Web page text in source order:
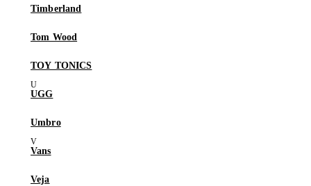
Timberland
Tom Wood
TOY TONICS
UGG
Umbro
Vans
Veja